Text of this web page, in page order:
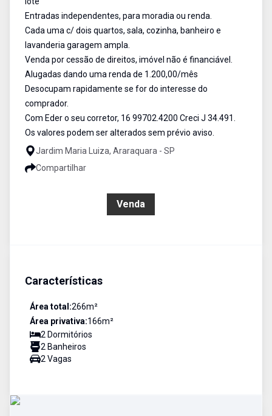
Entradas independentes, para moradia ou renda.
Cada uma c/ dois quartos, sala, cozinha, banheiro e
lavanderia garagem ampla.
Venda por cessão de direitos, imóvel não é financiável.
Alugadas dando uma renda de 1.200,00/mês
Desocupam rapidamente se for do interesse do
comprador.
Com Eder o seu corretor, 16 99702.4200 Creci J 34.491.
Os valores podem ser alterados sem prévio aviso.
Jardim Maria Luiza, Araraquara - SP
Compartilhar
Venda
Características
Área total:266m²
Área privativa:166m²
2 Dormitórios
2 Banheiros
2 Vagas